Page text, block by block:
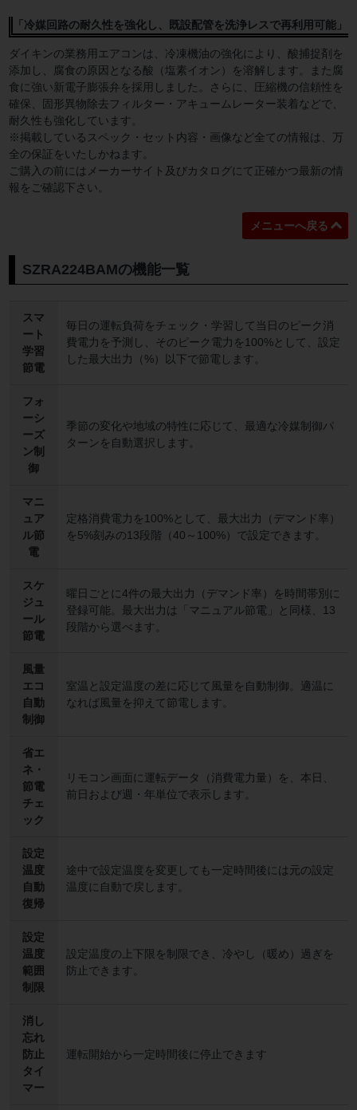
「冷媒回路の耐久性を強化し、既設配管を洗浄レスで再利用可能」
ダイキンの業務用エアコンは、冷凍機油の強化により、酸捕捉剤を
添加し、腐食の原因となる酸（塩素イオン）を溶解します。また腐
食に強い新電子膨張弁を採用しました。さらに、圧縮機の信頼性を
確保、固形異物除去フィルター・アキュームレーター装着などで、
耐久性も強化しています。
※掲載しているスペック・セット内容・画像など全ての情報は、万
全の保証をいたしかねます。
ご購入の前にはメーカーサイト及びカタログにて正確かつ最新の情
報をご確認下さい。
メニューへ戻る
SZRA224BAMの機能一覧
スマ
ート
学習
節電
毎日の運転負荷をチェック・学習して当日のピーク消
費電力を予測し、そのピーク電力を100%として、設定
した最大出力（%）以下で節電します。
フォ
ーシ
ーズ
ン制
御
季節の変化や地域の特性に応じて、最適な冷媒制御パ
ターンを自動選択します。
マニ
ュア
ル節
電
定格消費電力を100%として、最大出力（デマンド率）
を5%刻みの13段階（40～100%）で設定できます。
スケ
ジュ
ール
節電
曜日ごとに4件の最大出力（デマンド率）を時間帯別に
登録可能。最大出力は「マニュアル節電」と同様、13
段階から選べます。
風量
エコ
自動
制御
室温と設定温度の差に応じて風量を自動制御。適温に
なれば風量を抑えて節電します。
省エ
ネ・
節電
チェ
ック
リモコン画面に運転データ（消費電力量）を、本日、
前日および週・年単位で表示します。
設定
温度
自動
復帰
途中で設定温度を変更しても一定時間後には元の設定
温度に自動で戻します。
設定
温度
範囲
制限
設定温度の上下限を制限でき、冷やし（暖め）過ぎを
防止できます。
消し
忘れ
防止
タイ
マー
運転開始から一定時間後に停止できます